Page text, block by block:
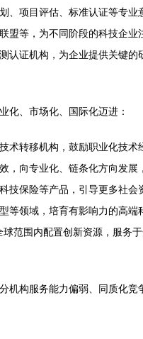
、项目评估、标准认证等专业
盟等，为不同阶段的科技企业
认证机构，为企业提供关键的
化、市场化、国际化迈进：
术转移机构，鼓励职业化技
，向专业化、链条化方向发展
技保险等产品，引导更多社会
等领域，培育有影响力的高端
球范围内配置创新资源，服务于
机构服务能力偏弱、同质化